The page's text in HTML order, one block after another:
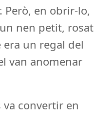
Però, en obrir-lo,
nen petit, rosat
un regal del
van anomenar
va convertir en